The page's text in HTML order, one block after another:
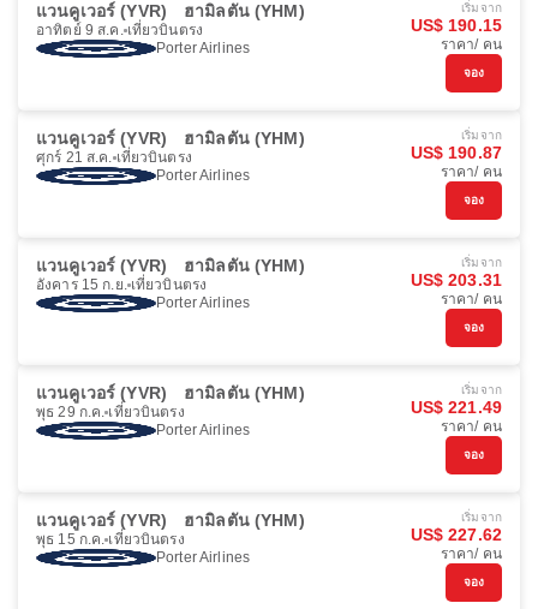
แวนคูเวอร์ (YVR) ฮามิลตัน (YHM)
อาทิตย์ 9 ส.ค. เที่ยวบินตรง
Porter Airlines
เริ่มจาก
US$ 190.15
ราคา/ คน
จอง
แวนคูเวอร์ (YVR) ฮามิลตัน (YHM)
ศุกร์ 21 ส.ค. เที่ยวบินตรง
Porter Airlines
เริ่มจาก
US$ 190.87
ราคา/ คน
จอง
แวนคูเวอร์ (YVR) ฮามิลตัน (YHM)
อังคาร 15 ก.ย. เที่ยวบินตรง
Porter Airlines
เริ่มจาก
US$ 203.31
ราคา/ คน
จอง
แวนคูเวอร์ (YVR) ฮามิลตัน (YHM)
พุธ 29 ก.ค. เที่ยวบินตรง
Porter Airlines
เริ่มจาก
US$ 221.49
ราคา/ คน
จอง
แวนคูเวอร์ (YVR) ฮามิลตัน (YHM)
พุธ 15 ก.ค. เที่ยวบินตรง
Porter Airlines
เริ่มจาก
US$ 227.62
ราคา/ คน
จอง